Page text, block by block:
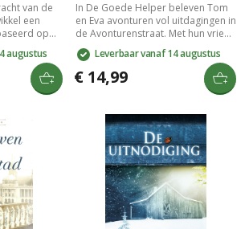
van de
een
op
onthult
tips en
om hun
Perfect
augustus
In De Goede Helper beleven Tom
en Eva avonturen vol uitdagingen in
de Avonturenstraat. Met hun vriend
Hans de Helper leren ze omgaan
met faalangst, pesten en verlies.
Dit boek biedt herkenbare
verhalen over moed, vriendschap
en zelfvertrouwen, ondersteund
Leverbaar vanaf 14 augustus
€ 14,99